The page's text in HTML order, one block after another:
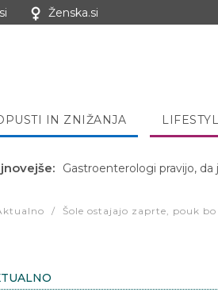
Ženska.si
IN ZNIŽANJA
Hibernacijska dieta: Zakaj
/ Šole ostajajo zaprte, pouk